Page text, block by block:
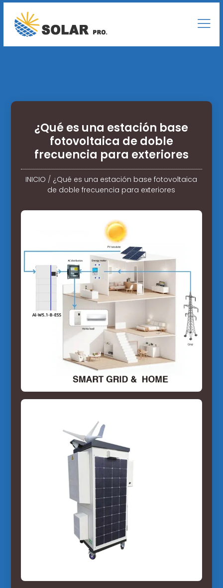
¿Qué es una estación base
fotovoltaica de doble
frecuencia para exteriores
INICIO / ¿Qué es una estación base fotovoltaica
de doble frecuencia para exteriores